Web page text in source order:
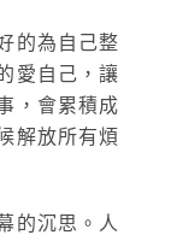
的為自己整
愛自己，讓
，會累積成
解放所有煩
的沉思。人